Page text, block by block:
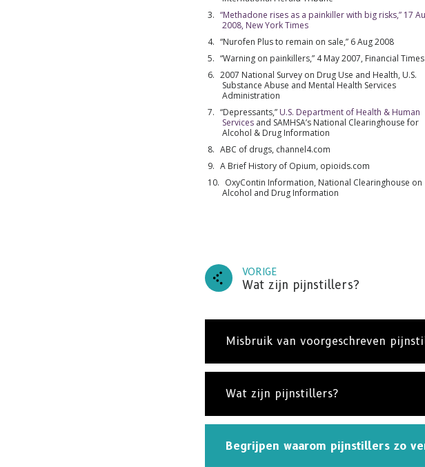
“Methadone rises as a painkiller with big risks,” 17
2008, New York Times
“Nurofen Plus to remain on sale,” 6 Aug 2008
“Warning on painkillers,” 4 May 2007, Financial Times
2007 National Survey on Drug Use and Health, U.S.
Substance Abuse and Mental Health Services
Administration
“Depressants,” U.S. Department of Health & Human
Services and SAMHSA’s National Clearinghouse for
Alcohol & Drug Information
ABC of drugs, channel4.com
A Brief History of Opium, opioids.com
OxyContin Information, National Clearinghouse on
Alcohol and Drug Information
VORIGE
Wat zijn pijnstillers?
Misbruik van voorgeschreven
Wat zijn pijnstillers?
Begrijpen waarom pijnstillers zo
ABONNEER JE OP
Abonneer je op De Feiten
nieuws en updates in je inbox.